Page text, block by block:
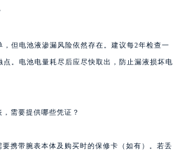
但电池液渗漏风险依然存在。建议每2年检查一
。电池电量耗尽后应尽快取出，防止漏液损坏电
需要提供哪些凭证？
携带腕表本体及购买时的保修卡（如有）。若丢